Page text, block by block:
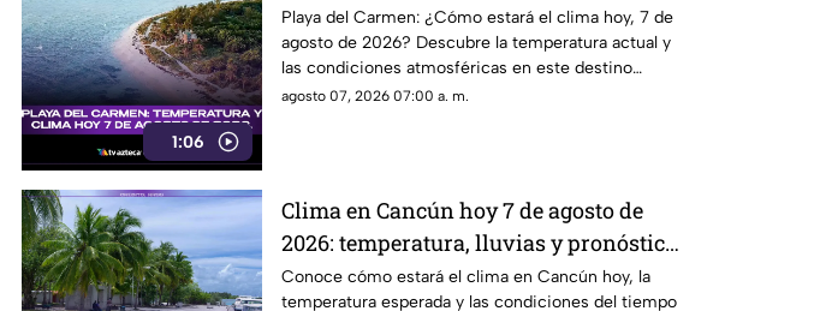
1:06
Playa del Carmen: ¿Cómo estará el clima hoy, 7 de
agosto de 2026? Descubre la temperatura actual y
las condiciones atmosféricas en este destino
turístico.
agosto 07, 2026 07:00 a. m.
Clima en Cancún hoy 7 de agosto de
2026: temperatura, lluvias y pronóstico
del día
Conoce cómo estará el clima en Cancún hoy, la
temperatura esperada y las condiciones del tiempo